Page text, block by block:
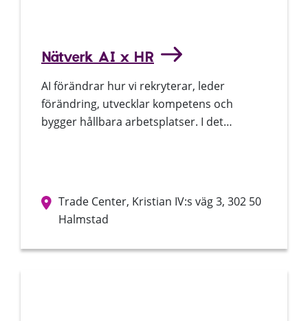
Nätverk AI x HR
AI förändrar hur vi rekryterar, leder
förändring, utvecklar kompetens och
bygger hållbara arbetsplatser. I det…
Trade Center, Kristian IV:s väg 3, 302 50
Halmstad